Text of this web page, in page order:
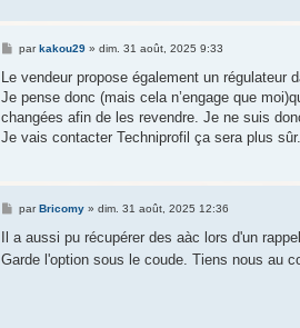
M
s
a
g
parkakou29» dim. 31 août, 2025 9:33
Le vendeur propose également un régulateur
Je pense donc (mais cela n’engage que
changées afin de les revendre. Je ne suis
Je vais contacter Techniprofil ça sera plus sûr.
M
s
a
parBricomy» dim. 31 août, 2025 12:36
Il a aussi pu récupérer des aàc lors d'un
Garde l'option sous le coude. Tiens nous au